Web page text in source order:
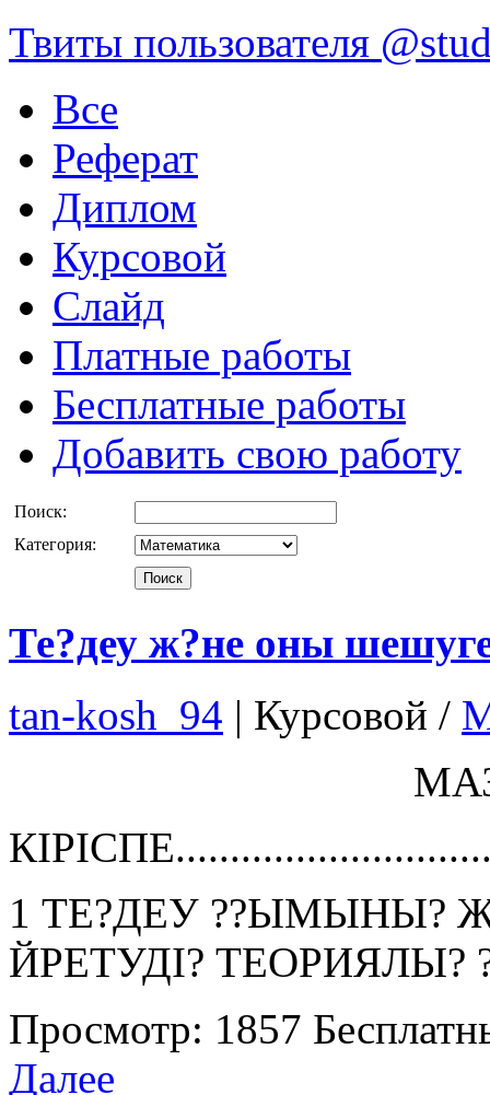
Твиты пользователя
Все
Реферат
Диплом
Курсовой
Слайд
Платные работы
Бесплатные работы
Добавить свою работу
Поиск:
Категория:
Те?деу ж?не оны
tan-kosh_94 | Курсовой /
1 ТЕ?ДЕУ ??ЫМЫНЫ?
ЙРЕТУДІ? ТЕОРИЯЛЫ?
Просмотр: 1857
Далее